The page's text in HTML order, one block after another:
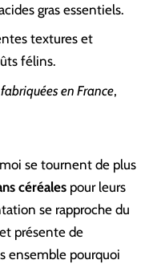
gras essentiels.
textures et
félins.
fabriquées en France,
se tournent de plus
céréales pour leurs
se rapproche du
présente de
ensemble pourquoi